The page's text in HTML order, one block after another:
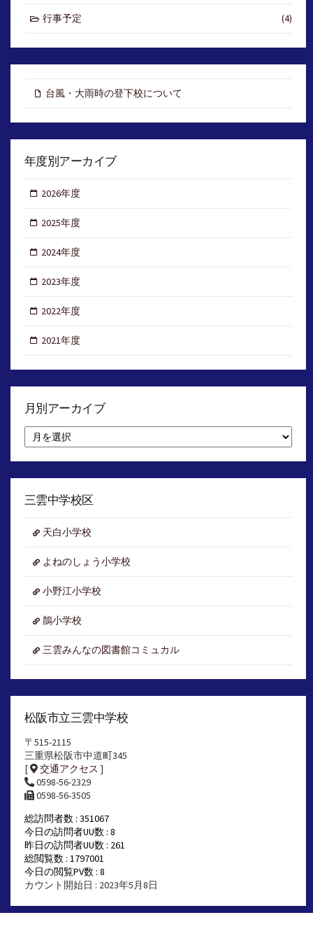
行事予定 (4)
台風・大雨時の登下校について
年度別アーカイブ
2026年度
2025年度
2024年度
2023年度
2022年度
2021年度
月別アーカイブ
別
ア
イ
三雲中学校区
天白小学校
よねのしょう小学校
小野江小学校
鵲小学校
三雲みんなの図書館コミュカル
松阪市立三雲中学校
〒515-2115
三重県松阪市中道町345
[
交通アクセス ]
0598-56-2329
0598-56-3505
総訪問者数 : 351067
今日の訪問者UU数 : 8
昨日の訪問者UU数 : 261
総閲覧数 : 1797001
今日の閲覧PV数 : 8
カウント開始日 : 2023年5月8日